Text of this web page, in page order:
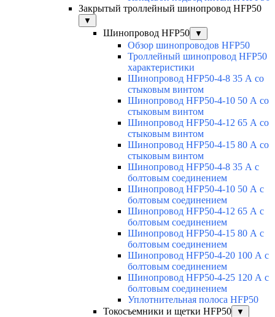
Закрытый троллейный шинопровод HFP50
▼
Шинопровод HFP50 ▼
Обзор шинопроводов HFP50
Троллейный шинопровод HFP50
характеристики
Шинопровод HFP50-4-8 35 А со
стыковым винтом
Шинопровод HFP50-4-10 50 А со
стыковым винтом
Шинопровод HFP50-4-12 65 А со
стыковым винтом
Шинопровод HFP50-4-15 80 А со
стыковым винтом
Шинопровод HFP50-4-8 35 А с
болтовым соединением
Шинопровод HFP50-4-10 50 А с
болтовым соединением
Шинопровод HFP50-4-12 65 А с
болтовым соединением
Шинопровод HFP50-4-15 80 А с
болтовым соединением
Шинопровод HFP50-4-20 100 А с
болтовым соединением
Шинопровод HFP50-4-25 120 А с
болтовым соединением
Уплотнительная полоса HFP50
Токосъемники и щетки HFP50
▼